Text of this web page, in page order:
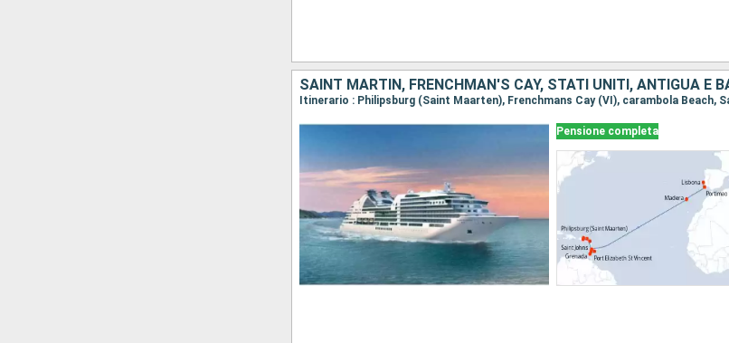
Pensione completa